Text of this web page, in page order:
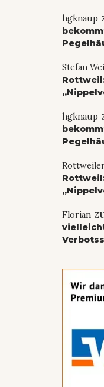
hgknaup
Stefan
hgknaup
Florian